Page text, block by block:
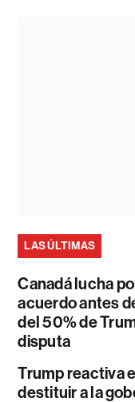
LAS ÚLTIMAS
Canadá lucha
acuerdo antes
del 50% de
disputa
Trump reactiva
destituir a la